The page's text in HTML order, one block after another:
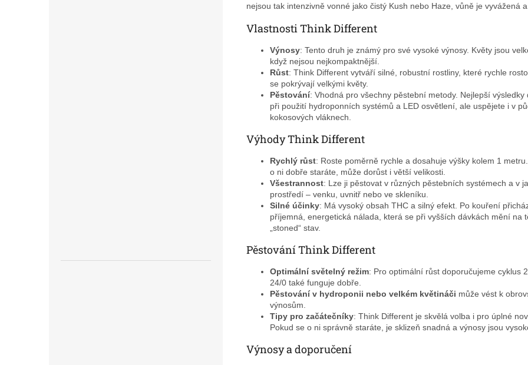
nejsou tak intenzivně vonné jako čistý Kush nebo Haze, vůně je vyvážená a
Vlastnosti Think Different
Výnosy: Tento druh je známý pro své vysoké výnosy. Květy jsou
když nejsou nejkompaktnější.
Růst: Think Different vytváří silné, robustní rostliny, které rychle
se pokrývají velkými květy.
Pěstování: Vhodná pro všechny pěstební metody. Nejlepší výsledky
při použití hydroponních systémů a LED osvětlení, ale uspějete i v
kokosových vláknech.
Výhody Think Different
Rychlý růst: Roste poměrně rychle a dosahuje výšky kolem 1
o ni dobře staráte, může dorůst i větší velikosti.
Všestrannost: Lze ji pěstovat v různých pěstebních systémech a v
prostředí – venku, uvnitř nebo ve skleníku.
Silné účinky: Má vysoký obsah THC a silný efekt. Po kouření
příjemná, energetická nálada, která se při vyšších dávkách mění na
„stoned“ stav.
Pěstování Think Different
Optimální světelný režim: Pro optimální růst doporučujeme cyklus
24/0 také funguje dobře.
Pěstování v hydroponii nebo velkém květináči může vést k
výnosům.
Tipy pro začátečníky: Think Different je skvělá volba i pro úplné
Pokud se o ni správně staráte, je sklizeň snadná a výnosy jsou
Výnosy a doporučení